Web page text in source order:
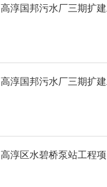
高淳国邦污水厂三期扩
高淳国邦污水厂三期扩
高淳区水碧桥泵站工程